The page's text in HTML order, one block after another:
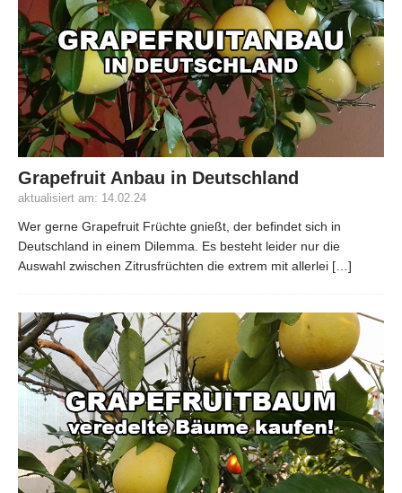
Grapefruit Anbau in Deutschland
aktualisiert am: 14.02.24
Wer gerne Grapefruit Früchte gnießt, der befindet sich in
Deutschland in einem Dilemma. Es besteht leider nur die
Auswahl zwischen Zitrusfrüchten die extrem mit allerlei […]